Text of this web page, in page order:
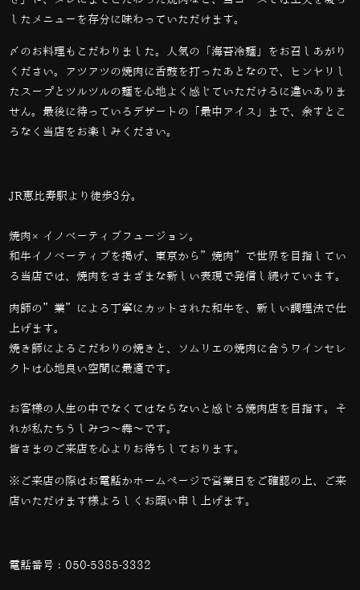
したメニューを存分に味わっていただけます。
〆のお料理もこだわりました。人気の「海苔冷麺」をお召しあがり
ください。アツアツの焼肉に舌鼓を打ったあとなので、ヒンヤリし
たスープとツルツルの麺を心地よく感じていただけるに違いありま
せん。最後に待っているデザートの「最中アイス」まで、余すとこ
ろなく当店をお楽しみください。
JR恵比寿駅より徒歩3分。
焼肉×イノベーティブフュージョン。
和牛イノベーティブを掲げ、東京から”焼肉”で世界を目指してい
る当店では、焼肉をさまざまな新しい表現で発信し続けています。
肉師の”業”による丁寧にカットされた和牛を、新しい調理法で仕
上げます。
焼き師によるこだわりの焼きと、ソムリエの焼肉に合うワインセレ
クトは心地良い空間に最適です。
お客様の人生の中でなくてはならないと感じる焼肉店を目指す。そ
れが私たちうしみつ～犇～です。
皆さまのご来店を心よりお待ちしております。
※ご来店の際はお電話かホームページで営業日をご確認の上、ご来
店いただけます様よろしくお願い申し上げます。
電話番号： 050-5385-3332